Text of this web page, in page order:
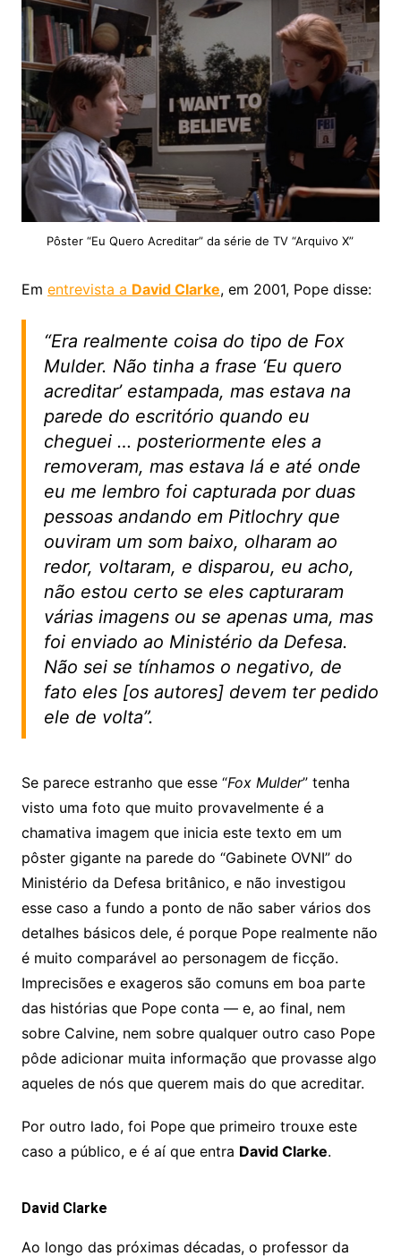
Pôster “Eu Quero Acreditar” da série de TV “Arquivo X”
Em entrevista a David Clarke, em 2001, Pope disse:
“Era realmente coisa do tipo de Fox
Mulder. Não tinha a frase ‘Eu quero
acreditar’ estampada, mas estava na
parede do escritório quando eu
cheguei … posteriormente eles a
removeram, mas estava lá e até onde
eu me lembro foi capturada por duas
pessoas andando em Pitlochry que
ouviram um som baixo, olharam ao
redor, voltaram, e disparou, eu acho,
não estou certo se eles capturaram
várias imagens ou se apenas uma, mas
foi enviado ao Ministério da Defesa.
Não sei se tínhamos o negativo, de
fato eles [os autores] devem ter pedido
ele de volta”.
Se parece estranho que esse “Fox Mulder” tenha
visto uma foto que muito provavelmente é a
chamativa imagem que inicia este texto em um
pôster gigante na parede do “Gabinete OVNI” do
Ministério da Defesa britânico, e não investigou
esse caso a fundo a ponto de não saber vários dos
detalhes básicos dele, é porque Pope realmente não
é muito comparável ao personagem de ficção.
Imprecisões e exageros são comuns em boa parte
das histórias que Pope conta — e, ao final, nem
sobre Calvine, nem sobre qualquer outro caso Pope
pôde adicionar muita informação que provasse algo
aqueles de nós que querem mais do que acreditar.
Por outro lado, foi Pope que primeiro trouxe este
caso a público, e é aí que entra David Clarke.
David Clarke
Ao longo das próximas décadas, o professor da